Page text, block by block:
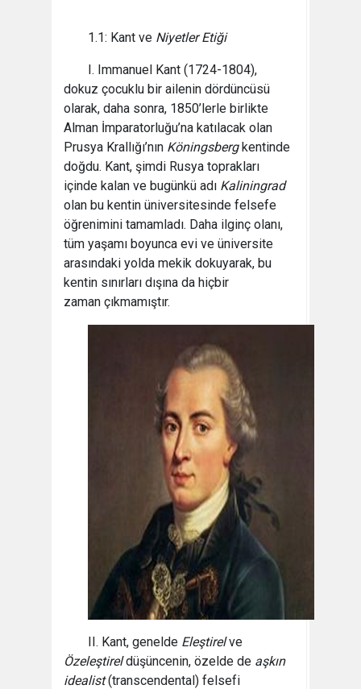
1.1: Kant ve Niyetler Etiği
I. Immanuel Kant (1724-1804),
dokuz çocuklu bir ailenin dördüncüsü
olarak, daha sonra, 1850’lerle birlikte
Alman İmparatorluğu’na katılacak olan
Prusya Krallığı’nın Köningsbergkentinde
doğdu. Kant, şimdi Rusya toprakları
içinde kalan ve bugünkü adı Kaliningrad
olan bu kentin üniversitesinde felsefe
öğrenimini tamamladı. Daha ilginç olanı,
tüm yaşamı boyunca evi ve üniversite
arasındaki yolda mekik dokuyarak, bu
kentin sınırları dışına da hiçbir
zaman çıkmamıştır.
II. Kant, genelde Eleştirelve
Özeleştireldüşüncenin, özelde de aşkın
idealist(transcendental) felsefi